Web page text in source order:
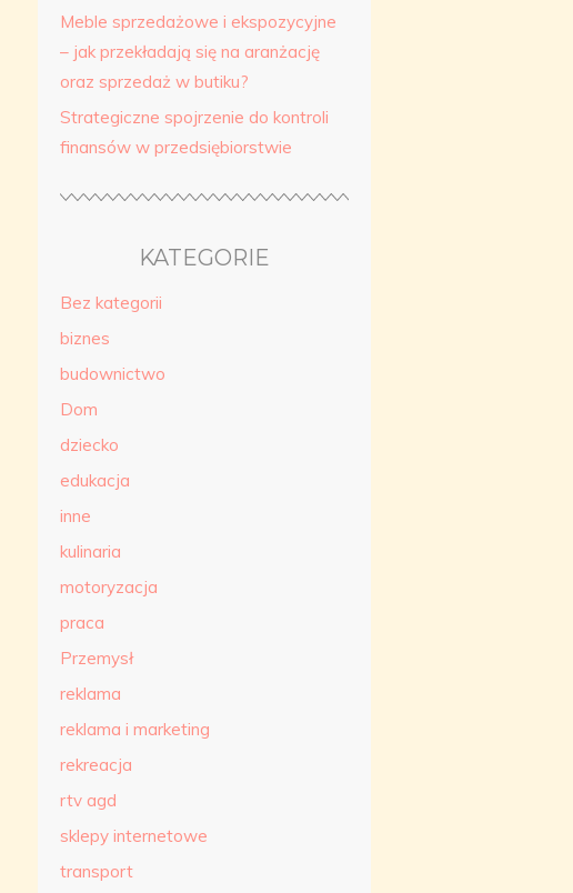
Meble sprzedażowe i ekspozycyjne
– jak przekładają się na aranżację
oraz sprzedaż w butiku?
Strategiczne spojrzenie do kontroli
finansów w przedsiębiorstwie
KATEGORIE
Bez kategorii
biznes
budownictwo
Dom
dziecko
edukacja
inne
kulinaria
motoryzacja
praca
Przemysł
reklama
reklama i marketing
rekreacja
rtv agd
sklepy internetowe
transport